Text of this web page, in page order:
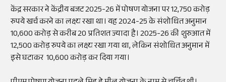
केंद्र सरकार ने केंद्रीय बजट 2025-26 में पोषण योजना पर 12,750 करोड़
रुपये खर्च करने का लक्ष्य रखा था। यह 2024-25 के संशोधित अनुमान
10,600 करोड़ से करीब 20 प्रतिशत ज्यादा है। 2025-26 की शुरुआत में
12,500 करोड़ रुपये का लक्ष्य रखा गया था, लेकिन संशोधित अनुमान में
इसे घटाकर ₹ 10,600 करोड़ कर दिया गया।